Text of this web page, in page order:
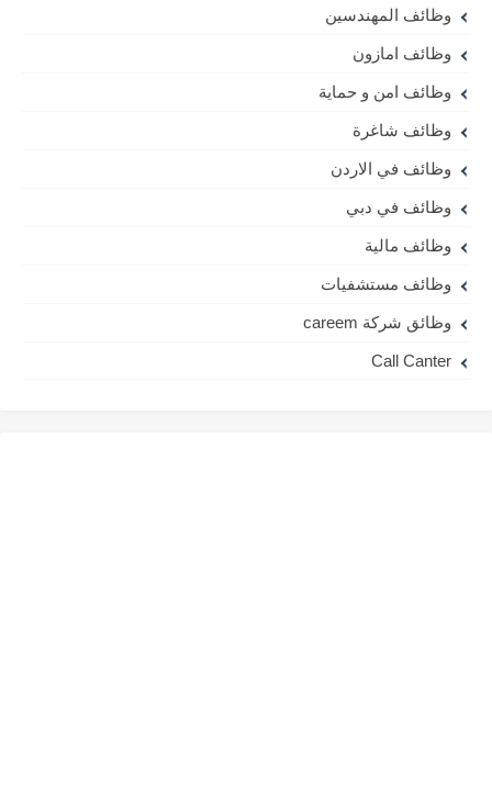
وظائف المهندسين
وظائف امازون
وظائف امن و حماية
وظائف شاغرة
وظائف في الاردن
وظائف في دبي
وظائف مالية
وظائف مستشفيات
وظائق شركة careem
Call Canter